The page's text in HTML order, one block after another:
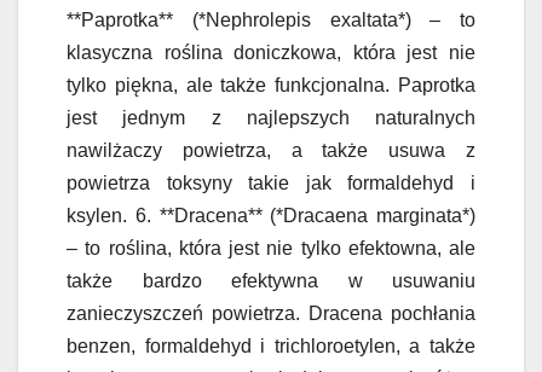
**Paprotka** (*Nephrolepis exaltata*) – to
klasyczna roślina doniczkowa, która jest nie
tylko piękna, ale także funkcjonalna. Paprotka
jest jednym z najlepszych naturalnych
nawilżaczy powietrza, a także usuwa z
powietrza toksyny takie jak formaldehyd i
ksylen. 6. **Dracena** (*Dracaena marginata*)
– to roślina, która jest nie tylko efektowna, ale
także bardzo efektywna w usuwaniu
zanieczyszczeń powietrza. Dracena pochłania
benzen, formaldehyd i trichloroetylen, a także